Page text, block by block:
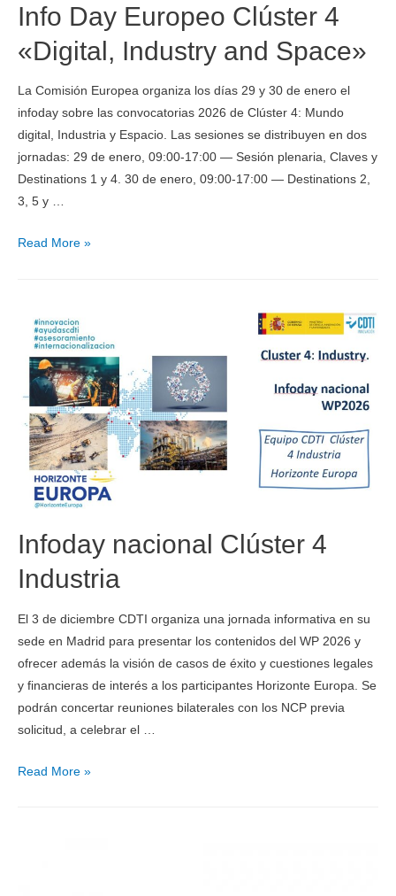
Info Day Europeo Clúster 4
«Digital, Industry and Space»
La Comisión Europea organiza los días 29 y 30 de enero el
infoday sobre las convocatorias 2026 de Clúster 4: Mundo
digital, Industria y Espacio. Las sesiones se distribuyen en dos
jornadas: 29 de enero, 09:00-17:00 — Sesión plenaria, Claves y
Destinations 1 y 4. 30 de enero, 09:00-17:00 — Destinations 2,
3, 5 y …
Read More »
Infoday nacional Clúster 4
Industria
El 3 de diciembre CDTI organiza una jornada informativa en su
sede en Madrid para presentar los contenidos del WP 2026 y
ofrecer además la visión de casos de éxito y cuestiones legales
y financieras de interés a los participantes Horizonte Europa. Se
podrán concertar reuniones bilaterales con los NCP previa
solicitud, a celebrar el …
Read More »